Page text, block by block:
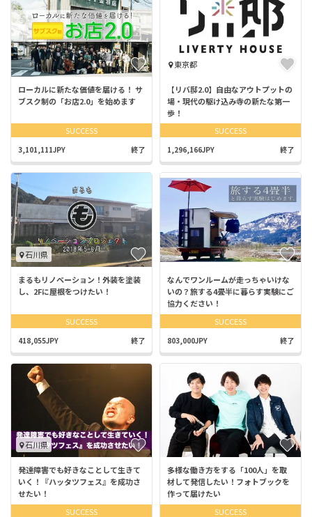
ローカルに新たな価値を届ける！ サ
ブスク制の「お店2.0」を始めます
SUCCESS
3,101,111JPY 終了
東京都
【リバ邸2.0】自由なアウトプットの
場・現代の駆け込み寺の新たな第一
歩！
SUCCESS
1,296,166JPY 終了
石川県
まるもリノベーション！外装を塗装
し、2Fに屋根をつけたい！
SUCCESS
418,055JPY 終了
なんでワンルームが走っちゃいけな
いの？旅する4畳半に暮らす実験にご
協力ください！
SUCCESS
803,000JPY 終了
石川県
発達障害でも好きなことして生きて
いく！『ハッタツフェス』を成功さ
せたい！
SUCCESS
多様な働き方をする「100人」を取
材して発信したい！フォトブックを
作って届けたい
SUCCESS